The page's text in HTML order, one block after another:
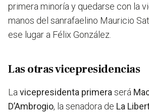
primera minoría y quedarse con la
manos del sanrafaelino Mauricio
ese lugar a Félix González.
Las otras vicepresidencias
La vicepresidenta primera será
D’Ambrogio, la senadora de La